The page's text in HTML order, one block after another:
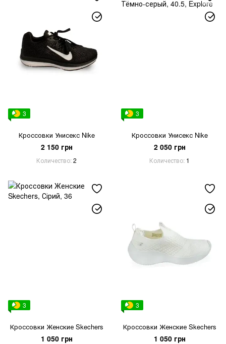
3
Кроссовки Унисекс Nike
2 150 грн
Количество 2
3
Кроссовки Унисекс Nike
2 050 грн
Количество 1
3
Кроссовки Женские Skechers
1 050 грн
3
Кроссовки Женские Skechers
1 050 грн